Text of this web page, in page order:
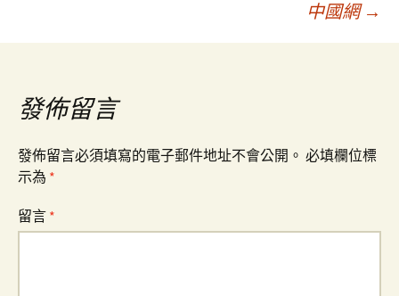
導
覽
中國網 →
發佈留言
發佈留言必須填寫的電子郵件地址不會公開。 必填欄位標
示為 *
留言 *